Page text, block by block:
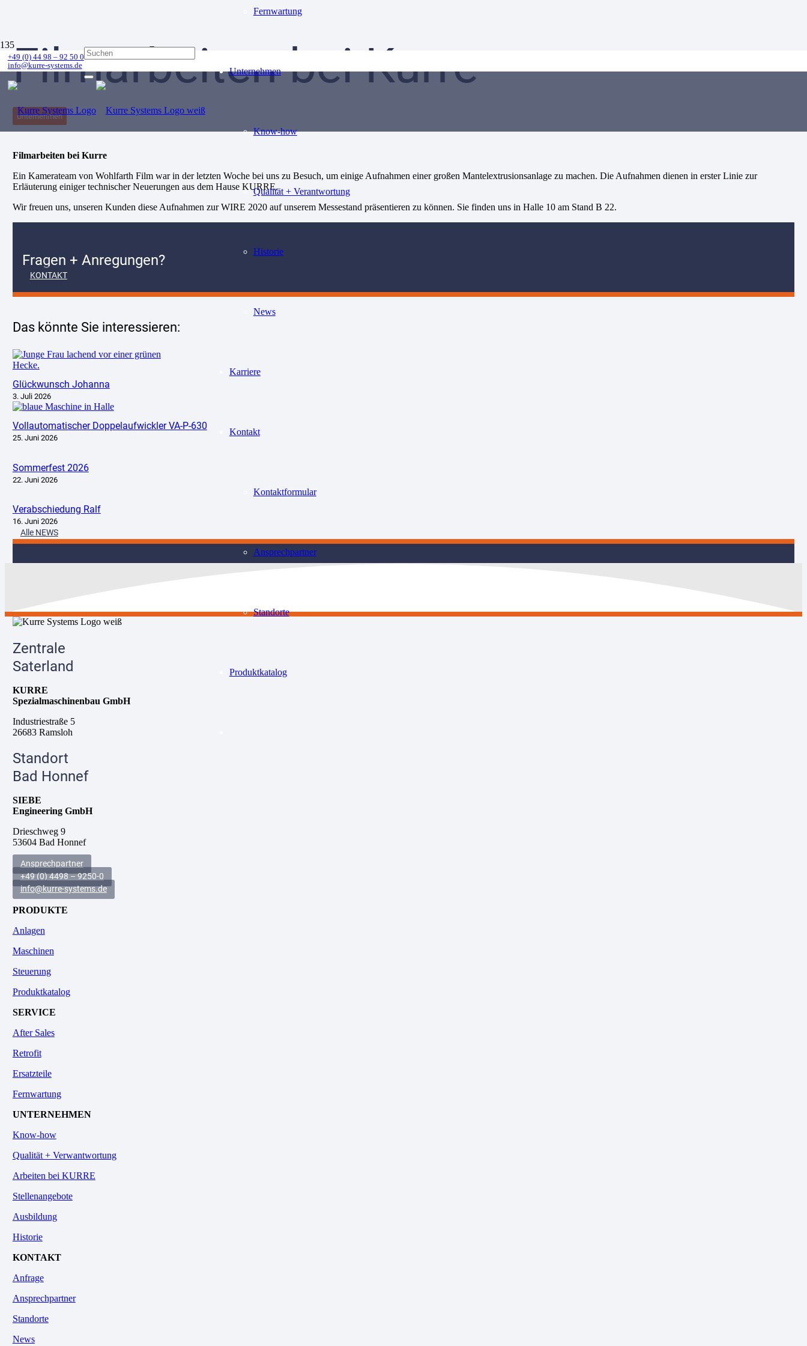
+49 (0) 44 98 – 92 50 0
info@kurre-systems.de
Fernwartung
Unternehmen
Know-how
Qualität + Verantwortung
Historie
News
Karriere
Kontakt
Kontaktformular
Ansprechpartner
Standorte
Produktkatalog
Filmarbeiten bei Kurre
Unternehmen
Filmarbeiten bei Kurre
Ein Kamerateam von Wohlfarth Film war in der letzten Woche bei uns zu Besuch, um einige Aufnahmen einer großen Mantelextrusionsanlage zu machen. Die Aufnahmen dienen in erster Linie zur
Erläuterung einiger technischer Neuerungen aus dem Hause KURRE.
Wir freuen uns, unseren Kunden diese Aufnahmen zur WIRE 2020 auf unserem Messestand präsentieren zu können. Sie finden uns in Halle 10 am Stand B 22.
Fragen + Anregungen?
KONTAKT
Das könnte Sie interessieren:
Glückwunsch Johanna
3. Juli 2026
Vollautomatischer Doppelaufwickler VA-P-630
25. Juni 2026
Sommerfest 2026
22. Juni 2026
Verabschiedung Ralf
16. Juni 2026
Alle NEWS
Zentrale
Saterland
KURRE
Spezialmaschinenbau GmbH
Industriestraße 5
26683 Ramsloh
Standort
Bad Honnef
SIEBE
Engineering GmbH
Drieschweg 9
53604 Bad Honnef
Ansprechpartner
+49 (0) 4498 – 9250-0
info@kurre-systems.de
PRODUKTE
Anlagen
Maschinen
Steuerung
Produktkatalog
SERVICE
After Sales
Retrofit
Ersatzteile
Fernwartung
UNTERNEHMEN
Know-how
Qualität + Verwantwortung
Arbeiten bei KURRE
Stellenangebote
Ausbildung
Historie
KONTAKT
Anfrage
Ansprechpartner
Standorte
News